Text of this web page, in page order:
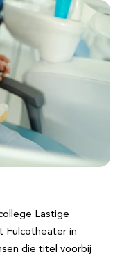
Lastige
Fulcotheater in
die titel voorbij